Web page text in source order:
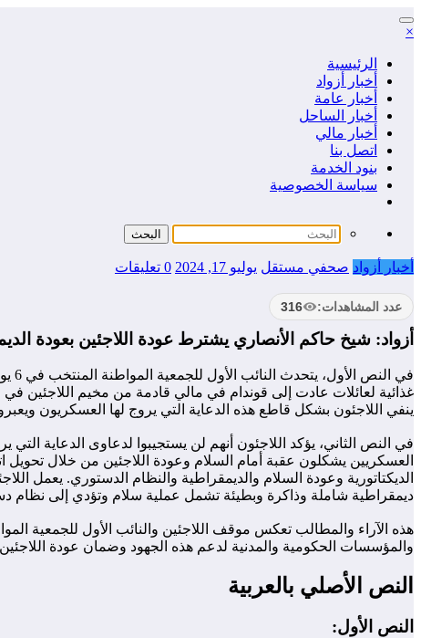
التجاوز
إلى
×
الرئيسية
أخبار أزواد
أخبار عامة
أخبار الساحل
أخبار مالي
اتصل بنا
بنود الخدمة
سياسة الخصوصية
أخبار أزواد صحفي مستقل يوليو 17, 2024 0 تعليقات
عدد المشاهدات: 316
أزواد: شيخ حاكم الأنصاري يشترط عودة اللاجئين بعودة
غذائية لعائلات عادت إلى قوندام في مالي قادمة من مخيم اللاجئين في
ينفي اللاجئون بشكل قاطع هذه الدعاية التي يروج لها العسكريون
في النص الثاني، يؤكد اللاجئون أنهم لن يستجيبوا لدعاوى الدعاية
العسكريين يشكلون عقبة أمام السلام وعودة اللاجئين من خلال تحويل
الديكتاتورية وعودة السلام والديمقراطية والنظام الدستوري. يعمل
ديمقراطية شاملة وذاكرة وبطيئة تشمل عملية سلام وتؤدي إلى نظام
هذه الآراء والمطالب تعكس موقف اللاجئين والنائب الأول للجمعية
والمؤسسات الحكومية والمدنية لدعم هذه الجهود وضمان عودة
النص الأصلي بالعربية
النص الأول: